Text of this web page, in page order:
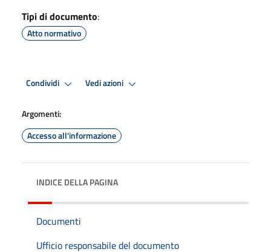
Tipi di documento:
Atto normativo
Condividi Vedi azioni
Argomenti:
Accesso all'informazione
INDICE DELLA PAGINA
Documenti
Ufficio responsabile del documento